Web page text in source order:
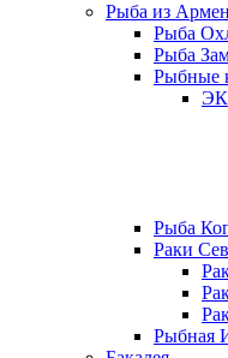
Рыба из
Рыба
Рыба
Рыбные
Рыба
Раки
Рыбная